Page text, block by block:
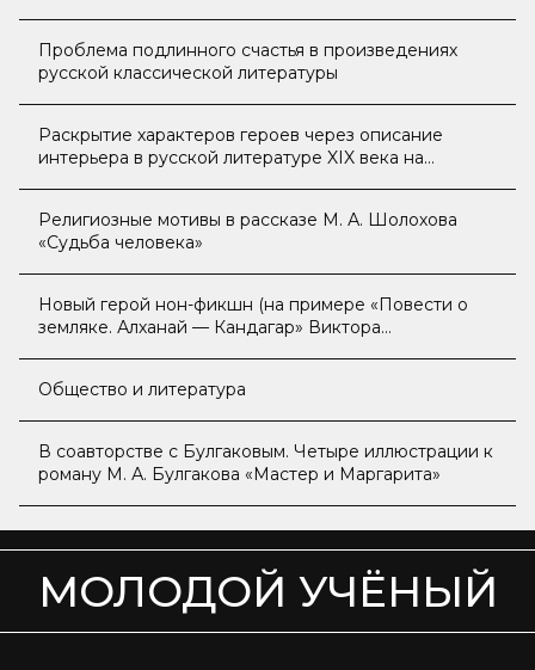
Проблема подлинного счастья в произведениях
русской классической литературы
Раскрытие характеров героев через описание
интерьера в русской литературе XIX века на
Религиозные мотивы в рассказе М. А. Шолохова
«Судьба человека»
Новый герой нон-фикшн (на примере «Повести о
земляке. Алханай — Кандагар» Виктора
Общество и литература
В соавторстве с Булгаковым. Четыре иллюстрации к
роману М. А. Булгакова «Мастер и Маргарита»
МОЛОДОЙ УЧЁНЫЙ